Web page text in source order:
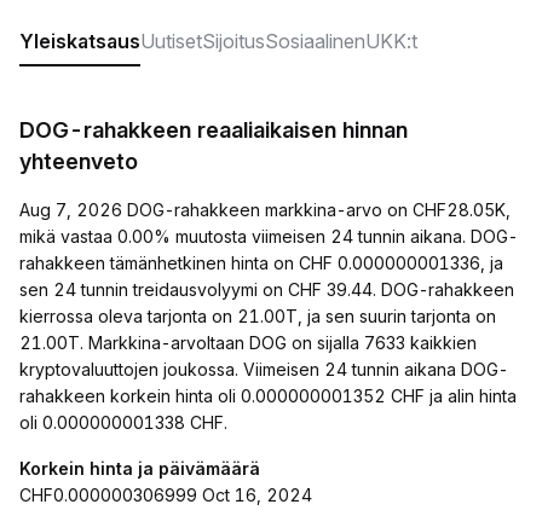
YleiskatsausUutisetSijoitusSosiaalinenUKK:t
DOG-rahakkeen reaaliaikaisen hinnan
yhteenveto
Aug 7, 2026 DOG-rahakkeen markkina-arvo on CHF28.05K,
mikä vastaa 0.00% muutosta viimeisen 24 tunnin aikana. DOG-
rahakkeen tämänhetkinen hinta on CHF 0.000000001336, ja
sen 24 tunnin treidausvolyymi on CHF 39.44. DOG-rahakkeen
kierrossa oleva tarjonta on 21.00T, ja sen suurin tarjonta on
21.00T. Markkina-arvoltaan DOG on sijalla 7633 kaikkien
kryptovaluuttojen joukossa. Viimeisen 24 tunnin aikana DOG-
rahakkeen korkein hinta oli 0.000000001352 CHF ja alin hinta
oli 0.000000001338 CHF.
Korkein hinta ja päivämäärä
CHF0.000000306999 Oct 16, 2024